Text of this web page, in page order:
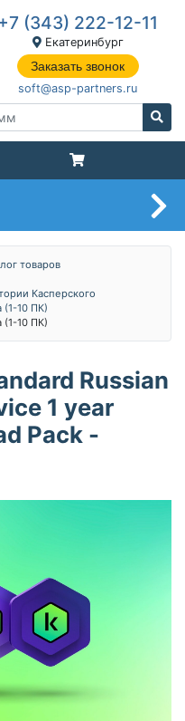
(343) 222-12-11
Екатеринбург
Заказать звонок
soft@asp-partners.ru
товаров
Касперского
(1-10 ПК)
(1-10 ПК)
Russian
1 year
Pack -